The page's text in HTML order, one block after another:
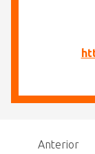
Anterior